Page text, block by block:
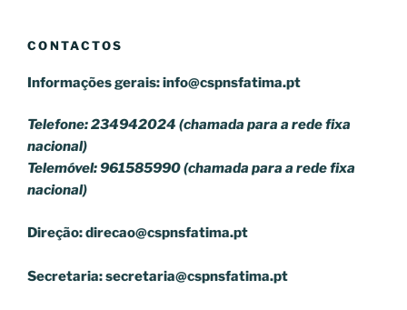
CONTACTOS
Informações gerais:info@cspnsfatima.pt
Telefone: 234942024 (chamada para a rede fixa
nacional)
Telemóvel: 961585990 (chamada para a rede fixa
nacional)
Direção:direcao@cspnsfatima.pt
Secretaria:secretaria@cspnsfatima.pt